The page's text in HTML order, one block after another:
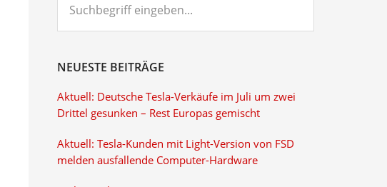
eingeben...
NEUESTE BEITRÄGE
Aktuell: Deutsche Tesla-Verkäufe im Juli um zwei
Drittel gesunken – Rest Europas gemischt
Aktuell: Tesla-Kunden mit Light-Version von FSD
melden ausfallende Computer-Hardware